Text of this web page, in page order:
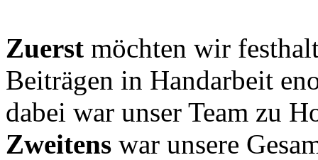
Zuerst möchten wir
Beiträgen in Handarbeit
dabei war unser Team zu
Zweitens war unsere